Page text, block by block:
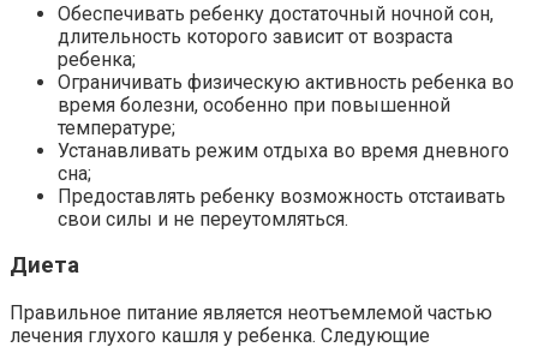
Обеспечивать ребенку достаточный ночной сон,
длительность которого зависит от возраста
ребенка;
Ограничивать физическую активность ребенка во
время болезни, особенно при повышенной
температуре;
Устанавливать режим отдыха во время дневного
сна;
Предоставлять ребенку возможность отстаивать
свои силы и не переутомляться.
Диета
Правильное питание является неотъемлемой частью
лечения глухого кашля у ребенка. Следующие